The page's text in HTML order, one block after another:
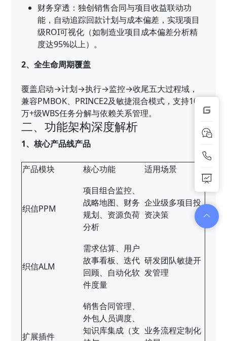
财务穿透：独创销售合同与项目收益联动功
能，自动追踪回款计划与成本偏差，实现项目
级ROI可视化（如制造业项目成本偏差分析精
度达95%以上）。
2、全生命周期覆盖
覆盖启动→计划→执行→监控→收尾五大过程域，
兼容PMBOK、PRINCE2及敏捷混合模式，支持10
万+级WBS任务分解与依赖关系管理。
二、功能架构深度解析
1、核心产品线产品
产品模块 核心功能 适用场景
织信PPM
项目组合监控、
战略地图、财务
规划、资源负荷
分析
企业级多项目投
资决策
织信ALM
需求估算、用户
故事看板、迭代
回顾、自动化软
件度量
研发团队敏捷开
发管理
扩展插件
销售合同管理、
外包人员调度、
知识库集成（支 业务流程定制化